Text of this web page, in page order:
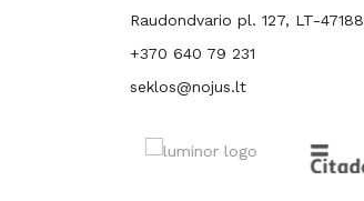
Raudondvario pl. 127, LT-
+370 640 79 231
seklos@nojus.lt